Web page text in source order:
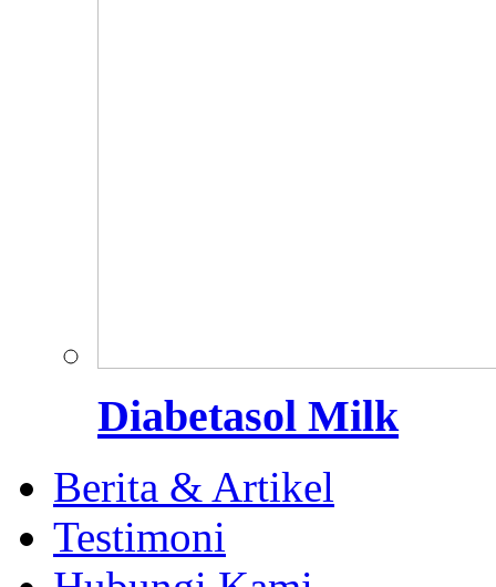
Diabetasol Milk
Berita & Artikel
Testimoni